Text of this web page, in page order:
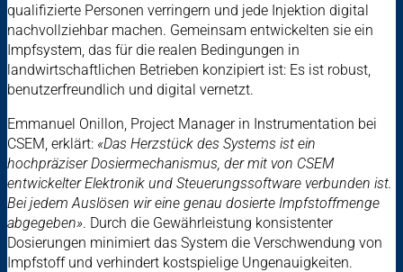
qualifizierte Personen verringern und jede Injektion digital
nachvollziehbar machen. Gemeinsam entwickelten sie ein
Impfsystem, das für die realen Bedingungen in
landwirtschaftlichen Betrieben konzipiert ist: Es ist robust,
benutzerfreundlich und digital vernetzt.
Emmanuel Onillon, Project Manager in Instrumentation bei
CSEM, erklärt: «Das Herzstück des Systems ist ein
hochpräziser Dosiermechanismus, der mit von CSEM
entwickelter Elektronik und Steuerungssoftware verbunden ist.
Bei jedem Auslösen wir eine genau dosierte Impfstoffmenge
abgegeben». Durch die Gewährleistung konsistenter
Dosierungen minimiert das System die Verschwendung von
Impfstoff und verhindert kostspielige Ungenauigkeiten.